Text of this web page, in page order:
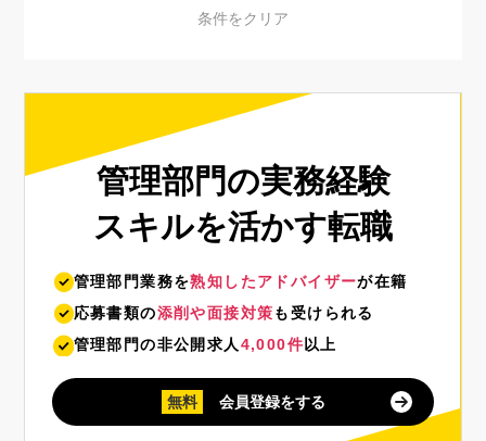
管理部門の実務経験
スキルを活かす転職
管理部門業務を熟知したアドバイザーが在籍
応募書類の添削や面接対策も受けられる
管理部門の非公開求人4,000件以上
無料 会員登録をする